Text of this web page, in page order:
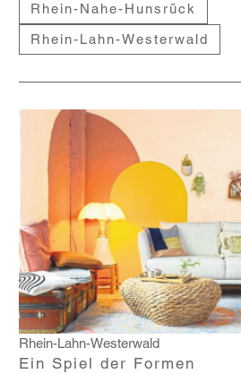
Rhein-Nahe-Hunsrück
Rhein-Lahn-Westerwald
Rhein-Lahn-Westerwald
Ein Spiel der Formen